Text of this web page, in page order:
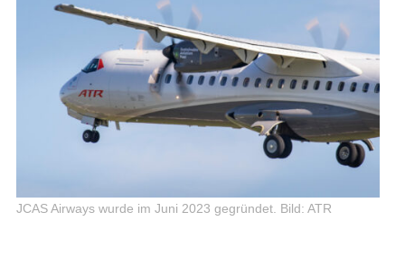
JCAS Airways wurde im Juni 2023 gegründet. Bild: ATR